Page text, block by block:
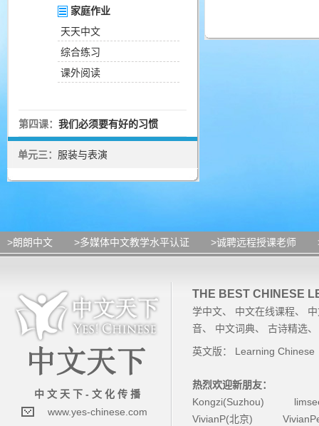
家庭作业
天天中文
综合练习
课外阅读
第四课： 我们必须要有好的习惯
单元三： 服装与表演
>朗朗中文 >多媒体中文教学水平认证 >诚聘远程授课老师
中 文 天 下 - 文 化 传 播
www.yes-chinese.com
THE BEST CHINESE
学中文、 中文在线课程、
音、 中文词典、 古诗精选
英文版： Learning Chinese
热烈欢迎新朋友：
Kongzi(Suzhou)
VivianP(北京)